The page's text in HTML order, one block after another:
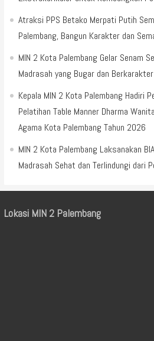
Atraksi PPS Betako Merpati Putih
Palembang, Bangun Karakter dan
MIN 2 Kota Palembang Gelar Senam
Madrasah yang Bugar dan Berkarakter
Kepala MIN 2 Kota Palembang Hadiri
Pelatihan Table Manner Dharma
Agama Kota Palembang Tahun 2026
MIN 2 Kota Palembang Laksanakan
Madrasah Sehat dan Terlindungi dari
Lokasi MIN 2 Palembang